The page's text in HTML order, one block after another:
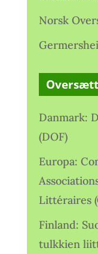
Norsk
Danmark:
(DOF)
Europa:
Littéraires
Finland:
tulkkien